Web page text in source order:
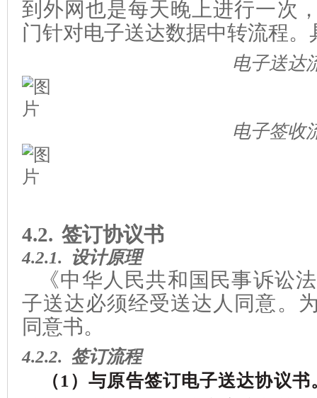
到外网也是每天晚上进行一次
门针对电子送达数据中转流程。
电子送达
电子签收
4.2. 签订协议书
4.2.1. 设计原理
《中华人民共和国民事诉讼
子送达必须经受送达人同意。
同意书。
4.2.2. 签订流程
（1 ）与原告签订电子送达协议书